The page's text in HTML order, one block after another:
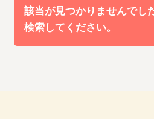
該当が見つかりませんでし
検索してください。